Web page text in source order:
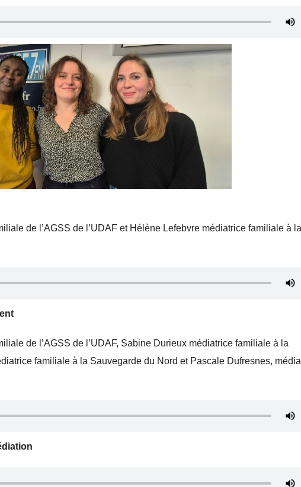
de l’AGSS de l’UDAF et Hélène Lefebvre médiatrice familiale à la
de l’AGSS de l’UDAF, Sabine Durieux médiatrice familiale à la
familiale à la Sauvegarde du Nord et Pascale Dufresnes,